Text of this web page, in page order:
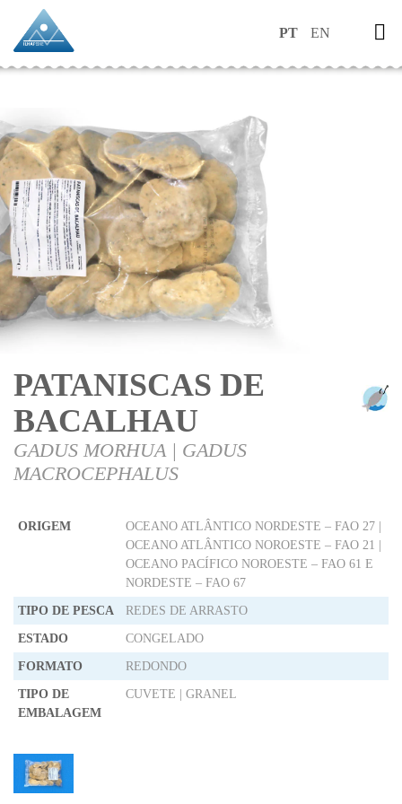
PT EN
PATANISCAS DE
BACALHAU
GADUS MORHUA | GADUS
MACROCEPHALUS
ORIGEM
OCEANO ATLÂNTICO NORDESTE – FAO 27 |
OCEANO ATLÂNTICO NOROESTE – FAO 21 |
OCEANO PACÍFICO NOROESTE – FAO 61 E
NORDESTE – FAO 67
TIPO DE PESCA REDES DE ARRASTO
ESTADO CONGELADO
FORMATO REDONDO
TIPO DE
EMBALAGEM
CUVETE | GRANEL